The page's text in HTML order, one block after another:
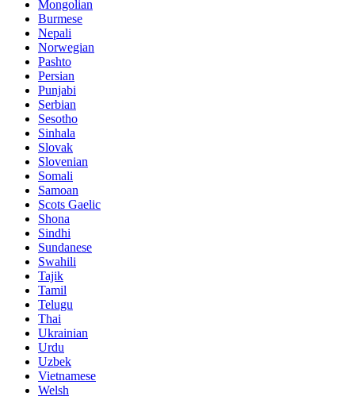
Mongolian
Burmese
Nepali
Norwegian
Pashto
Persian
Punjabi
Serbian
Sesotho
Sinhala
Slovak
Slovenian
Somali
Samoan
Scots Gaelic
Shona
Sindhi
Sundanese
Swahili
Tajik
Tamil
Telugu
Thai
Ukrainian
Urdu
Uzbek
Vietnamese
Welsh